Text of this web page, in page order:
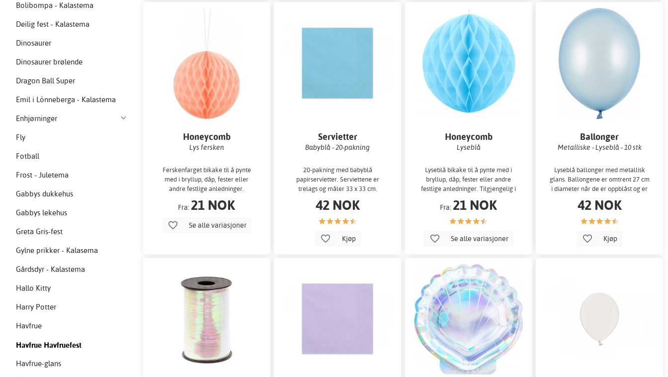
Bolibompa - Kalastema
Deilig fest - Kalastema
Dinosaurer
Dinosaurer brølende
Dragon Ball Super
Emil i Lönneberga - Kalastema
Enhjørninger
Fly
Fotball
Frost - Juletema
Gabbys dukkehus
Gabbys lekehus
Greta Gris-fest
Gylne prikker - Kalasema
Gårdsdyr - Kalastema
Hallo Kitty
Harry Potter
Havfrue
Havfrue Havfruefest
Havfrue-glans
Honeycomb
Lys fersken
Ferskenfarget bikake til å pynte
med i bryllup, dåp, fester eller
andre festlige anledninger.
Fra: 21 NOK
Se alle variasjoner
Servietter
Babyblå - 20-pakning
20-pakning med babyblå
papirservietter. Serviettene er
trelags og måler 33 x 33 cm.
42 NOK
Kjøp
Honeycomb
Lyseblå
Lyseblå bikake til å pynte med i
bryllup, dåp, fester eller andre
festlige anledninger. Tilgjengelig i
Fra: 21 NOK
Se alle variasjoner
Ballonger
Metalliske - Lyseblå - 10 stk
Lyseblå ballonger med metallisk
glans. Ballongene er omtrent 27 cm
i diameter når de er oppblåst og er
42 NOK
Kjøp